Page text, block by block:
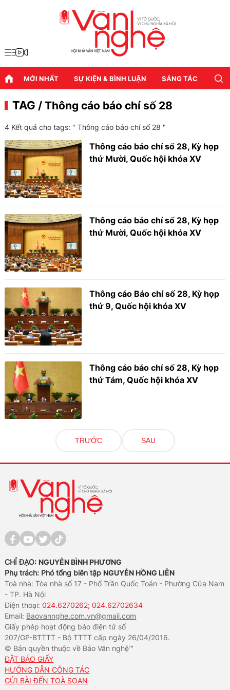
MỚI NHẤT SỰ KIỆN & BÌNH LUẬN SÁNG TÁC
TAG / Thông cáo báo chí số 28
4 Kết quả cho tags: "Thông cáo báo chí số 28 "
Thông cáo báo chí số 28, Kỳ họp
thứ Mười, Quốc hội khóa XV
Thông cáo báo chí số 28, Kỳ họp
thứ Mười, Quốc hội khóa XV
Thông cáo Báo chí số 28, Kỳ họp
thứ 9, Quốc hội khóa XV
Thông cáo báo chí số 28, Kỳ họp
thứ Tám, Quốc hội khóa XV
TRƯỚC SAU
CHỈ ĐẠO: NGUYỄN BÌNH PHƯƠNG
Phụ trách: Phó tổng biên tập NGUYỄN HỒNG LIÊN
Toà nhà: Tòa nhà số 17 - Phố Trần Quốc Toản - Phường Cửa Nam
- TP. Hà Nội
Điện thoại:024.6270262; 024.62702634
Email: Baovannghe.com.vn@gmail.com
Giấy phép hoạt động báo điện tử số
207/GP-BTTTT - Bộ TTTT cấp ngày 26/04/2016.
© Bản quyền thuộc về Báo Văn nghệ™
ĐẶT BÁO GIẤY
HƯỚNG DẪN CÔNG TÁC
GỬI BÀI ĐẾN TOÀ SOẠN